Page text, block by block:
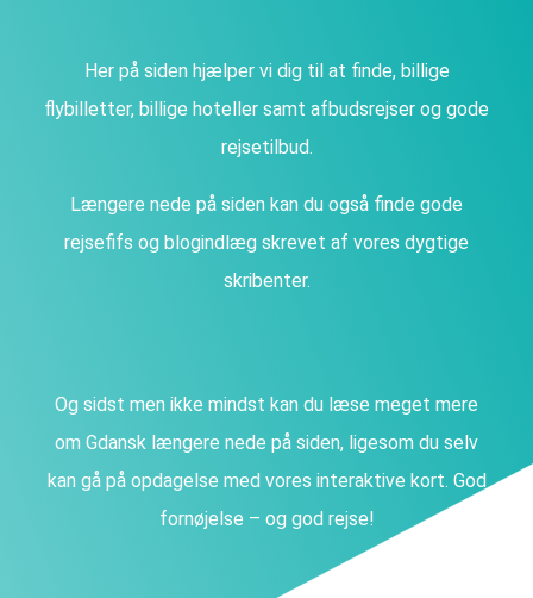
Her på siden hjælper vi dig til at finde, billige
flybilletter, billige hoteller samt afbudsrejser og gode
rejsetilbud.
Længere nede på siden kan du også finde gode
rejsefifs og blogindlæg skrevet af vores dygtige
skribenter.
Og sidst men ikke mindst kan du læse meget mere
om Gdansk længere nede på siden, ligesom du selv
kan gå på opdagelse med vores interaktive kort. God
fornøjelse – og god rejse!